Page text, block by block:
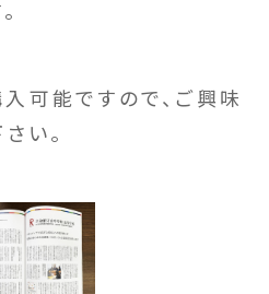
可能ですので、ご興味
い。